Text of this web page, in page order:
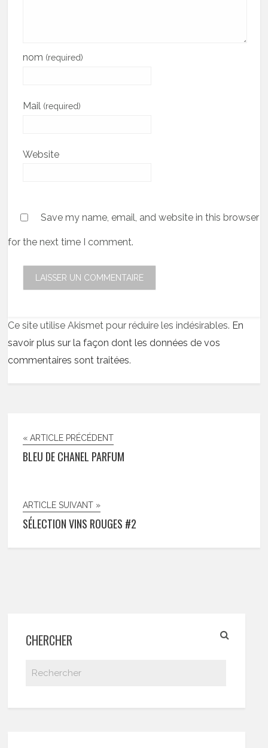
nom (required)
Mail (required)
Website
Save my name, email, and website in this browser
for the next time I comment.
Ce site utilise Akismet pour réduire les indésirables. En
savoir plus sur la façon dont les données de vos
commentaires sont traitées.
« ARTICLE PRÉCÉDENT
BLEU DE CHANEL PARFUM
ARTICLE SUIVANT »
SÉLECTION VINS ROUGES #2
CHERCHER